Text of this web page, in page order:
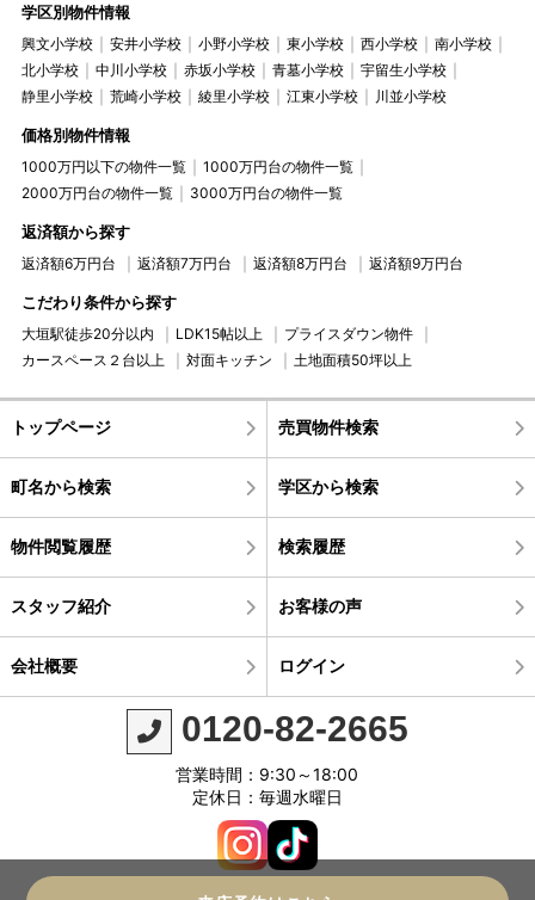
学区別物件情報
興文小学校 安井小学校 小野小学校 東小学校 西小学校
南小学校
北小学校
中川小学校 赤坂小学校 青墓小学校
宇留生小学校
静里小学校
荒崎小学校 綾里小学校 江東小学校 川並小学校
価格別物件情報
1000万円以下の物件一覧
1000万円台の物件一覧
2000万円台の物件一覧
3000万円台の物件一覧
返済額から探す
返済額6万円台 返済額7万円台 返済額8万円台 返済額9万円台
こだわり条件から探す
大垣駅徒歩20分以内 LDK15帖以上
プライスダウン物件
カースペース２台以上
対面キッチン 土地面積50坪以上
トップページ 売買物件検索
町名から検索 学区から検索
物件閲覧履歴 検索履歴
スタッフ紹介 お客様の声
会社概要 ログイン
0120-82-2665
営業時間：9:30～18:00
定休日：毎週水曜日